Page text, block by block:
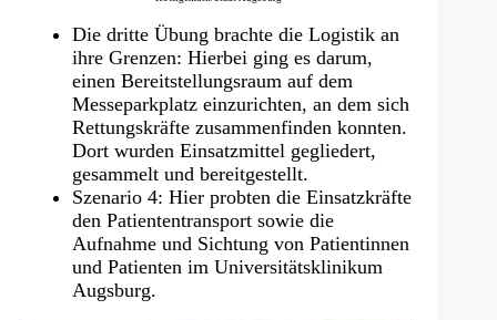
Die dritte Übung brachte die Logistik an
ihre Grenzen: Hierbei ging es darum,
einen Bereitstellungsraum auf dem
Messeparkplatz einzurichten, an dem sich
Rettungskräfte zusammenfinden konnten.
Dort wurden Einsatzmittel gegliedert,
gesammelt und bereitgestellt.
Szenario 4: Hier probten die Einsatzkräfte
den Patiententransport sowie die
Aufnahme und Sichtung von Patientinnen
und Patienten im Universitätsklinikum
Augsburg.